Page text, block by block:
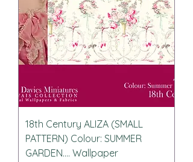
18th Century ALIZA (SMALL
PATTERN) Colour: SUMMER
GARDEN.... Wallpaper